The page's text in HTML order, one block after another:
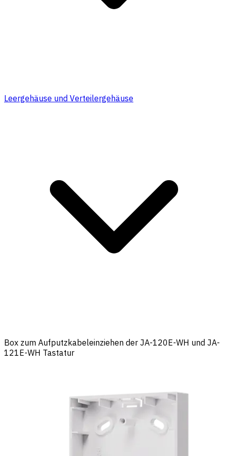
Leergehäuse und Verteilergehäuse
Box zum Aufputzkabeleinziehen der JA-120E-WH und JA-
121E-WH Tastatur